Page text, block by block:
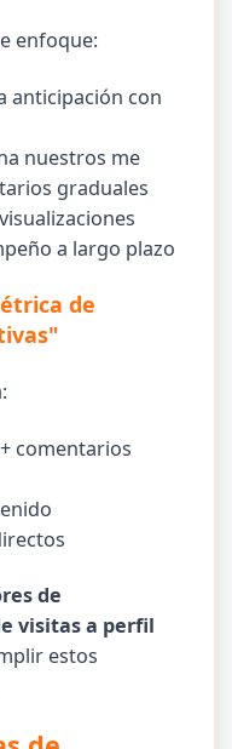
enfoque:
anticipación con
nuestros me
graduales
a largo plazo
de
comentarios
de
visitas a perfil
estos